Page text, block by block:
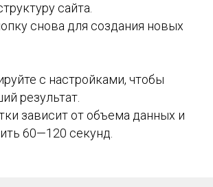
сайта.
снова для создания новых
с настройками, чтобы
результат.
зависит от объема данных и
60—120 секунд.